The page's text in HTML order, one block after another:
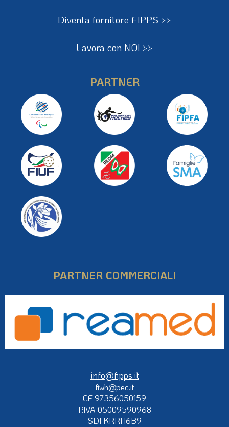
Diventa fornitore FIPPS >>
Lavora con NOI >>
PARTNER
PARTNER COMMERCIALI
info@fipps.it
fiwh@pec.it
CF 97356050159
P.IVA 05009590968
SDI KRRH6B9